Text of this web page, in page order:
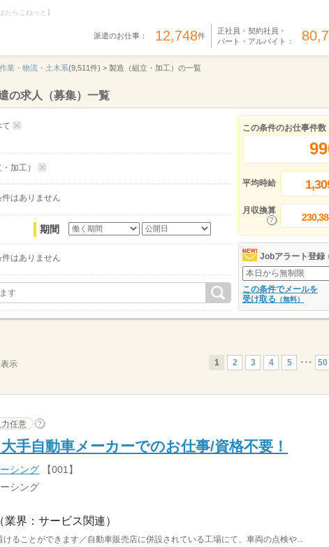
たらこねっと】
派遣のお仕事： 12,748件
正社員・契約社員・
パート・アルバイト：
業・物流・土木系(9,511件) > 製造（組立・加工）の一覧
の求人（募集）一覧
て
加工）
はありません
期間
はありません
この条件のお仕事件数
平均時給
月収換算
Jobアラート登録
この条件でメールを
受け取る （無料）
表示 1 2 3 4 5 ･･･ 50
任意 ?
手自動車メーカーでのお仕事/資格不要！
シング 【001】
シング
（業界：サービス関連）
ることができます／自動車販売店に併設されている工場にて、車両の点検や...